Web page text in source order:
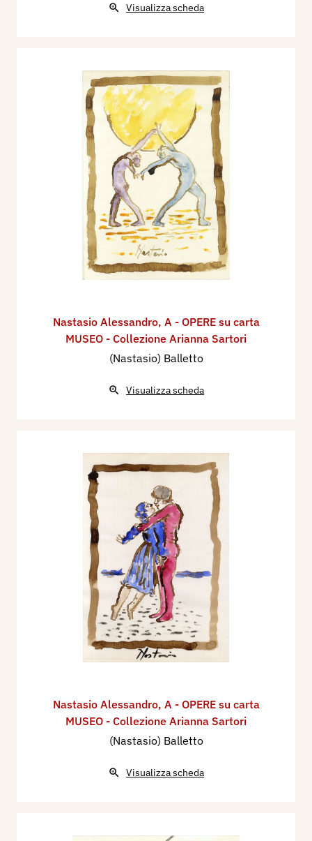
Visualizza scheda
Nastasio Alessandro, A - OPERE su carta
MUSEO - Collezione Arianna Sartori
(Nastasio) Balletto
Visualizza scheda
Nastasio Alessandro, A - OPERE su carta
MUSEO - Collezione Arianna Sartori
(Nastasio) Balletto
Visualizza scheda